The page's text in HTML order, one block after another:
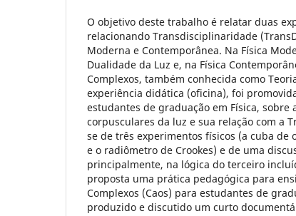
O objetivo deste trabalho é relatar duas
relacionando Transdisciplinaridade
Moderna e Contemporânea. Na Física
Dualidade da Luz e, na Física
Complexos, também conhecida como
experiência didática (oficina), foi
estudantes de graduação em Física,
corpusculares da luz e sua relação com a
se de três experimentos físicos (a cuba de
e o radiômetro de Crookes) e de uma
principalmente, na lógica do terceiro
proposta uma prática pedagógica para
Complexos (Caos) para estudantes de
produzido e discutido um curto